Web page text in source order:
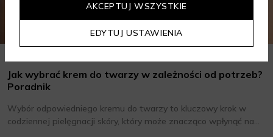
Jak wybrać krem do twarzy w zależności od potrzeb?
Poradnik
Wybór odpowiedniego kremu do twarzy to kluczowy krok w
codziennej pielęgnacji skóry, który może znacząco wpłynąć na
EDYTUJ USTAWIENIA
AKCEPTUJ WSZYSTKIE